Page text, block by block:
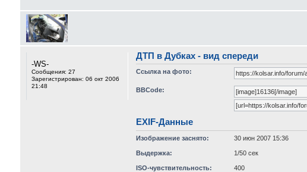
-WS-
Сообщения: 27
Зарегистрирован: 06 окт 2006
21:48
ДТП в Дубках - вид спереди
Ссылка на фото:
BBCode:
EXIF-Данные
Изображение заснято: 30 июн 2007 15:36
Выдержка: 1/50 сек
ISO-чувствительность: 400